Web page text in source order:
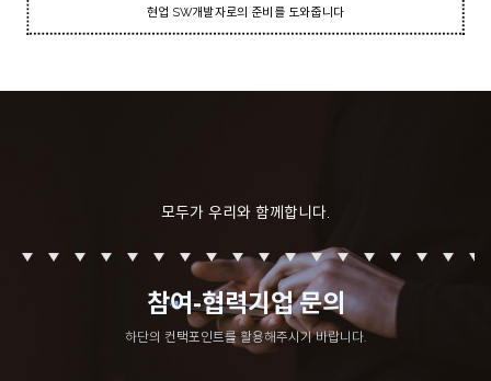
현업 SW개발자로의 준비를 도와줍니다
모두가 우리와 함께합니다.
참여-협력기업 문의
하단의 컨택포인트를 활용해주시기 바랍니다.